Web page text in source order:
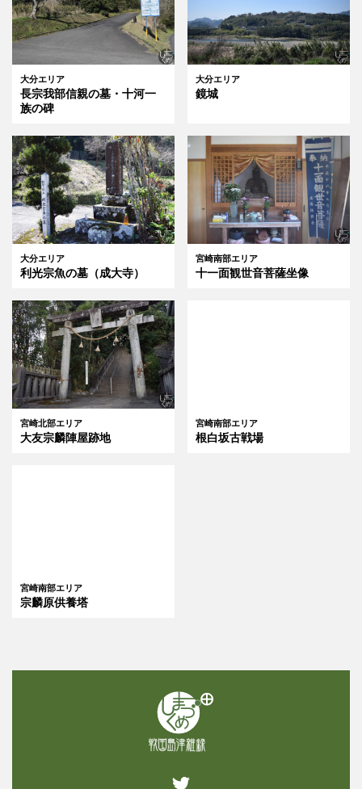
大分エリア
長宗我部信親の墓・十河一
族の碑
大分エリア
鏡城
大分エリア
利光宗魚の墓（成大寺）
宮崎南部エリア
十一面観世音菩薩坐像
宮崎北部エリア
大友宗麟陣屋跡地
宮崎南部エリア
根白坂古戦場
宮崎南部エリア
宗麟原供養塔